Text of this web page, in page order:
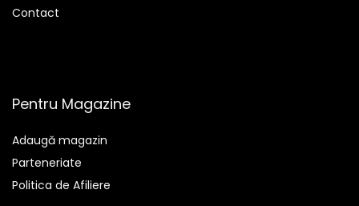
Contact
Pentru Magazine
Adaugă magazin
Parteneriate
Politica de Afiliere